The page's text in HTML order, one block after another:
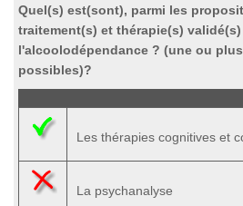
Quel(s) est(sont), parmi les
traitement(s) et thérapie(s)
l'alcoolodépendance ? (une ou
possibles)?
Les thérapies cognitives et
La psychanalyse